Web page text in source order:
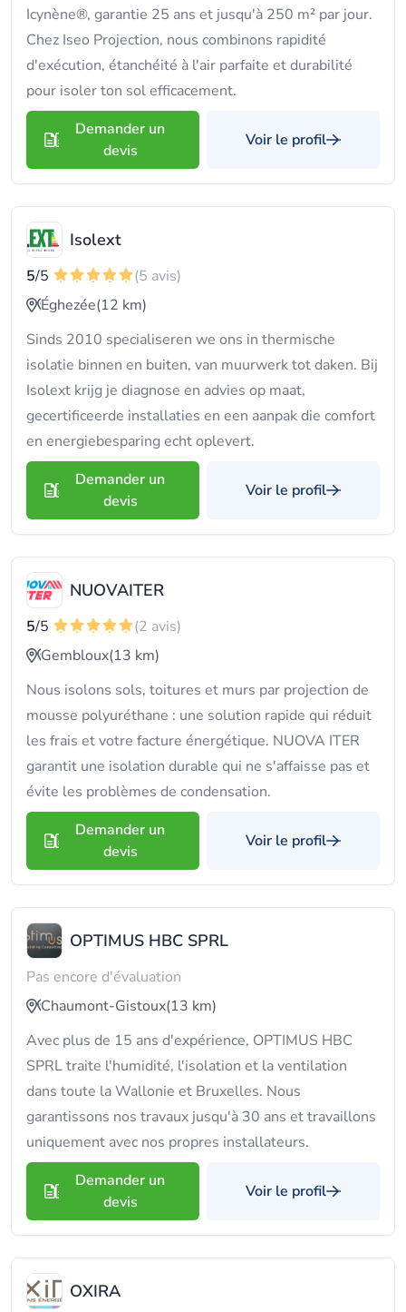
Icynène®, garantie 25 ans et jusqu'à 250 m² par jour.
Chez Iseo Projection, nous combinons rapidité
d'exécution, étanchéité à l'air parfaite et durabilité
pour isoler ton sol efficacement.
Demander un
devis
Voir le profil
Isolext
5/5
(5 avis)
Éghezée(12 km)
Sinds 2010 specialiseren we ons in thermische
isolatie binnen en buiten, van muurwerk tot daken. Bij
Isolext krijg je diagnose en advies op maat,
gecertificeerde installaties en een aanpak die comfort
en energiebesparing echt oplevert.
Demander un
devis
Voir le profil
NUOVAITER
5/5
(2 avis)
Gembloux(13 km)
Nous isolons sols, toitures et murs par projection de
mousse polyuréthane : une solution rapide qui réduit
les frais et votre facture énergétique. NUOVA ITER
garantit une isolation durable qui ne s'affaisse pas et
évite les problèmes de condensation.
Demander un
devis
Voir le profil
OPTIMUS HBC SPRL
Pas encore d'évaluation
Chaumont-Gistoux(13 km)
Avec plus de 15 ans d'expérience, OPTIMUS HBC
SPRL traite l'humidité, l'isolation et la ventilation
dans toute la Wallonie et Bruxelles. Nous
garantissons nos travaux jusqu'à 30 ans et travaillons
uniquement avec nos propres installateurs.
Demander un
devis
Voir le profil
OXIRA